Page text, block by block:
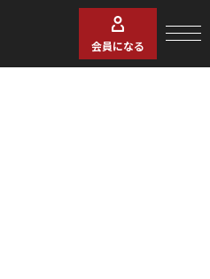
会員になる